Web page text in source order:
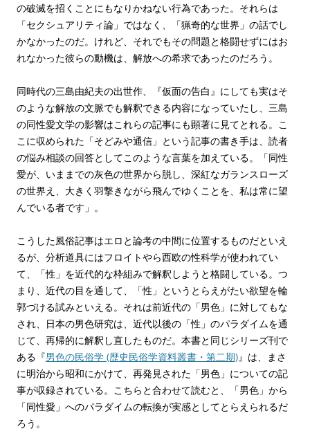
の破滅を招くことにもなりかねない行為であった。それらは
「セクシュアリティ論」ではなく、「猟奇的な世界」の話でし
かなかったのだ。けれど、それでもその問題と格闘せずにはお
れなかった彼らの動機は、解放への希求であったのだろう。
同時代の三島由紀夫の出世作、『仮面の告白』にしても実はそ
のような解放の文脈でも解釈できる内容になっていたし、三島
の同性愛文学の影響はこれらの記事にも顕著に見てとれる。こ
こに収められた「そどみや通信」という記事の書き手は、読者
の悩み相談の回答としてこのような言葉を加えている。「同性
愛が、いままでの灰色の世界から脱し、深紅なガランスローズ
の世界え、大きく羽撃きながら飛んでゆくことを、私は常に望
んでいる者です」。
こうした風俗記事はエロと論考の中間に位置するものだといえ
るが、分析道具にはフロイトやら西欧の性科学が使われてい
て、「性」を近代的な枠組みで解釈しようと格闘している。つ
まり、近代の目を通して、「性」というとらえがたい欲望を輪
郭づける試みといえる。それは前近代の「男色」に対してもな
され、日本の男色研究は、近代以後の「性」のパラダイムを通
じて、再帰的に解釈し直したものだ。本書と同じシリーズ刊で
ある『男色の民俗学 (歴史民俗学資料叢書・第二期)』は、まさ
に明治から昭和にかけて、再発見された「男色」についての記
事が収録されている。こちらと合わせて読むと、「男色」から
「同性愛」へのパラダイムの転換が実感としてとらえられるだ
ろう。